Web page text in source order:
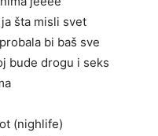
šta misli svet
bi baš sve
bude drogu i seks
(nighlife)